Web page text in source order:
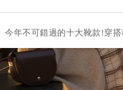
今年不可錯過的十大靴款!穿搭